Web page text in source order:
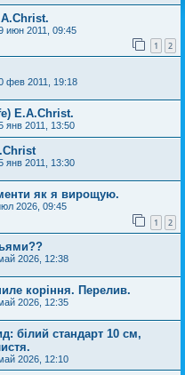
июн 2011, 09:45
1 2
фев 2011, 19:18
E.A.Christ.
янв 2011, 13:50
янв 2011, 13:30
як я вирощую.
2026, 09:45
1 2
2026, 12:38
коріння. Перелив.
2026, 12:35
білий стандарт 10 см,
2026, 12:10